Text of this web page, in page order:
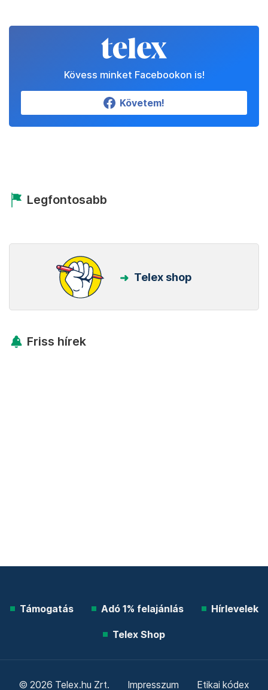
Kövess minket Facebookon is!
Követem!
Legfontosabb
Telex shop
Friss hírek
Támogatás Adó 1% felajánlás Hírlevelek
Telex Shop
© 2026 Telex.hu Zrt. Impresszum Etikai kódex